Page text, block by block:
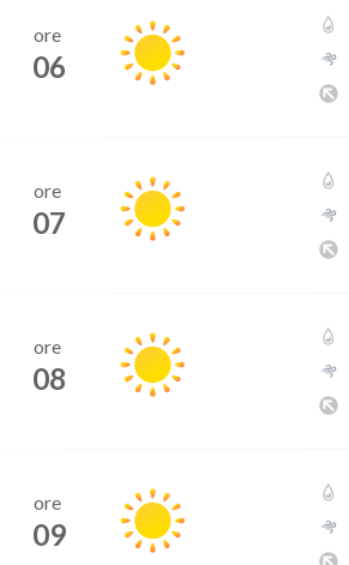
ore
06
ore
07
ore
08
ore
09